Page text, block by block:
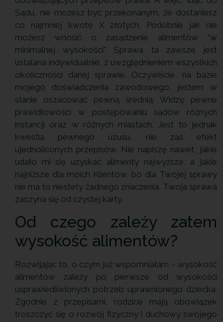
Sądu, nie możesz być przekonanym, że dostaniesz
co najmniej kwotę X złotych. Podobnie jak nie
możesz wnosić o zasądzenie alimentów “w
minimalnej wysokości”. Sprawa ta zawsze jest
ustalana indywidualnie, z uwzględnieniem wszystkich
okoliczności danej sprawie. Oczywiście, na bazie
mojego doświadczenia zawodowego, jestem w
stanie oszacować pewną średnią. Widzę pewne
prawidłowości w postępowaniu sądów różnych
instancji oraz w różnych miastach. Jest to jednak
kwestia pewnego uzusu, nie zaś efekt
ujednoliconych przepisów. Nie napiszę nawet, jakie
udało mi się uzyskać alimenty najwyższe, a jakie
najniższe dla moich Klientów, bo dla Twojej sprawy
nie ma to niestety żadnego znaczenia. Twoja sprawa
zaczyna się od czystej karty.
Od czego zależy zatem
wysokość alimentów?
Rozwijając to, o czym już wspomniałam – wysokość
alimentów zależy po pierwsze od wysokości
usprawiedliwionych potrzeb uprawnionego dziecka.
Zgodnie z przepisami, rodzice mają obowiązek
troszczyć się o rozwój fizyczny i duchowy swojego